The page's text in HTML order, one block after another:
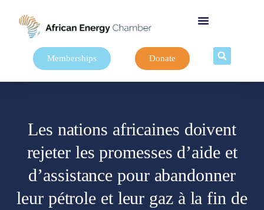
Memberships Donate
Les nations africaines doivent
rejeter les promesses d’aide et
d’assistance pour abandonner
leur pétrole et leur gaz à la fin de